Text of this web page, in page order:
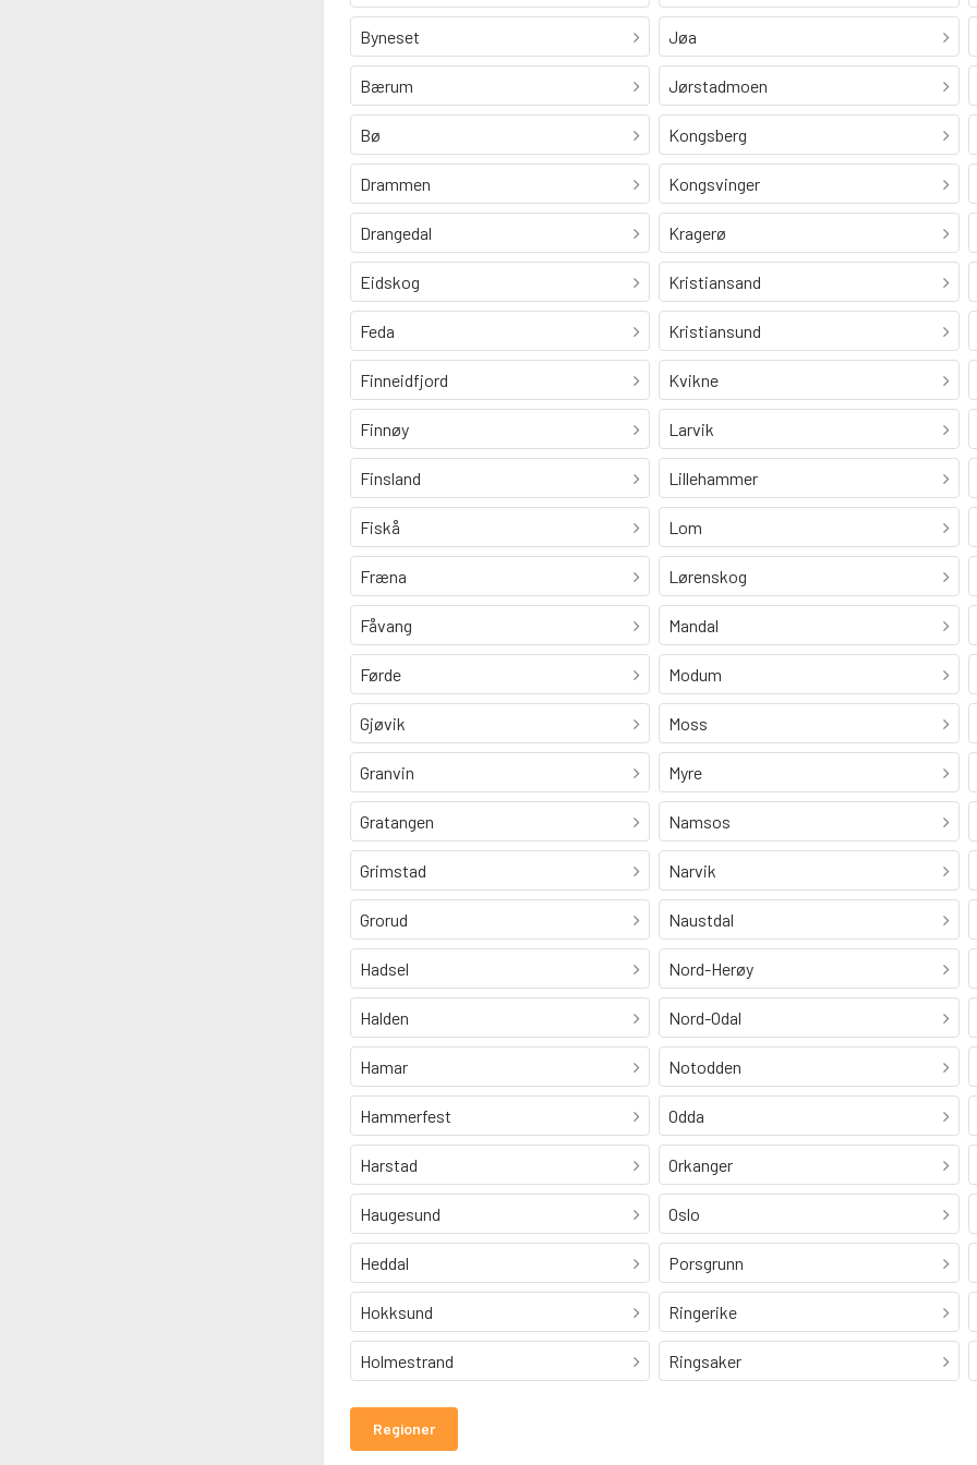
Byneset
Bærum
Bø
Drammen
Drangedal
Eidskog
Feda
Finneidfjord
Finnøy
Finsland
Fiskå
Fræna
Fåvang
Førde
Gjøvik
Granvin
Gratangen
Grimstad
Grorud
Hadsel
Halden
Hamar
Hammerfest
Harstad
Haugesund
Heddal
Hokksund
Holmestrand
Jøa
Jørstadmoen
Kongsberg
Kongsvinger
Kragerø
Kristiansand
Kristiansund
Kvikne
Larvik
Lillehammer
Lom
Lørenskog
Mandal
Modum
Moss
Myre
Namsos
Narvik
Naustdal
Nord-Herøy
Nord-Odal
Notodden
Odda
Orkanger
Oslo
Porsgrunn
Ringerike
Ringsaker
Regioner